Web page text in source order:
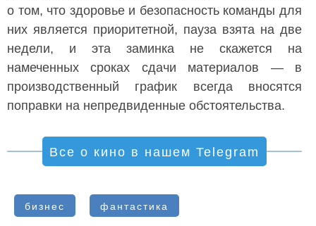
о том, что здоровье и безопасность команды для
них является приоритетной, пауза взята на две
недели, и эта заминка не скажется на
намеченных сроках сдачи материалов — в
производственный график всегда вносятся
поправки на непредвиденные обстоятельства.
Все о кино в нашем Telegram
бизнес фантастика